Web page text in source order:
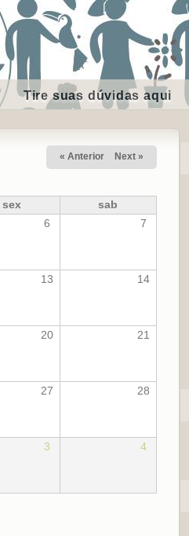
Tire suas dúvidas aqui
« Anterior Next »
sex
sab
6 7
13 14
20 21
27 28
3 4